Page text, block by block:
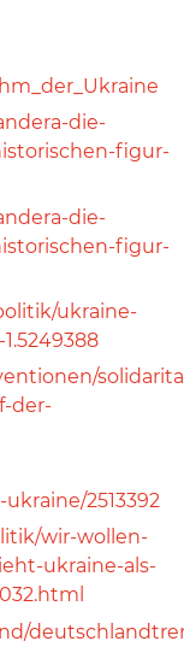
die-
figur-
die-
figur-
ukraine-
der-
2513392
wir-wollen-
ukraine-als-